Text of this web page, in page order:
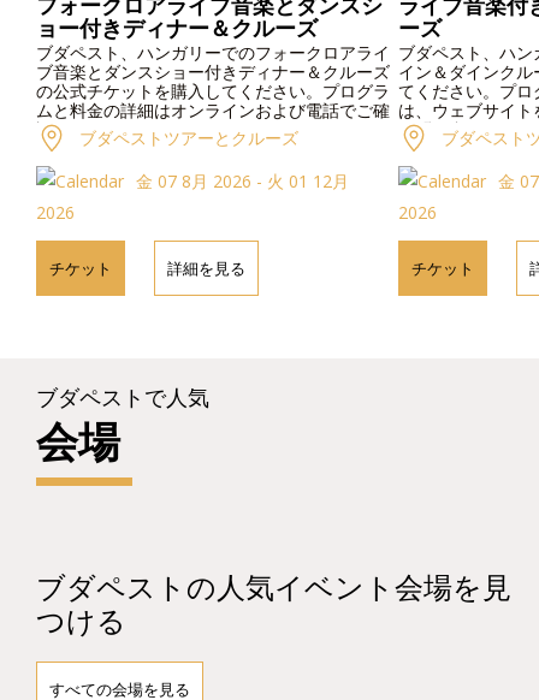
ョー付きディナー＆クルーズ
ブダペスト、ハンガリーでのフォークロアライ
ブ音楽とダンスショー付きディナー＆クルーズ
の公式チケットを購入してください。プログラ
ムと料金の詳細はオンラインおよび電話でご確
認ください。
ブダペストツアーとクルーズ
金 07 8月 2026 - 火 01 12月
2026
チケット 詳細を見る
ーズ
ブダペスト、ハ
イン＆ダインク
てください。プ
は、ウェブサイ
お問い合わせくだ
ブダペスト
金
2026
チケット
ブダペストで人気
会場
ブダペストの人気イベント会場を見
つける
すべての会場を見る